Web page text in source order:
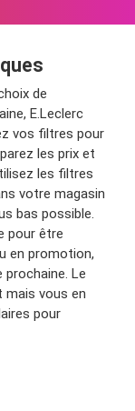
de
E.Leclerc
vos filtres pour
les prix et
les filtres
votre magasin
bas possible.
pour être
en promotion,
Le
mais vous en
pour